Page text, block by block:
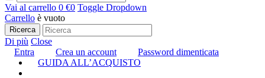
Vai al carrello 0 €0 Toggle Dropdown
Carrello è vuoto
Ricerca
Di più Close
Entra
Crea un account
Password dimenticata
GUIDA ALL’ACQUISTO